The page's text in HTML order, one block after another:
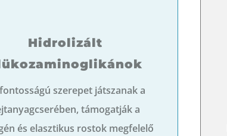
Hidrolizált
szerepet játszanak a
támogatják a
és elasztikus rostok megfelelő